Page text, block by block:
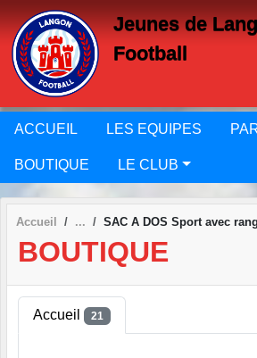
Jeunes de
Football
ACCUEIL LES EQUIPES
BOUTIQUE LE CLUB
Accueil SAC A DOS Sport avec
BOUTIQUE
Accueil 21
Panneau de gestion des cookies